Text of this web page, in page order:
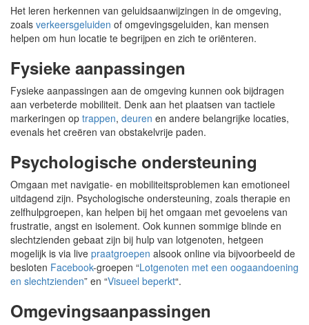
Het leren herkennen van geluidsaanwijzingen in de omgeving,
zoals verkeersgeluiden of omgevingsgeluiden, kan mensen
helpen om hun locatie te begrijpen en zich te oriënteren.
Fysieke aanpassingen
Fysieke aanpassingen aan de omgeving kunnen ook bijdragen
aan verbeterde mobiliteit. Denk aan het plaatsen van tactiele
markeringen op trappen, deuren en andere belangrijke locaties,
evenals het creëren van obstakelvrije paden.
Psychologische ondersteuning
Omgaan met navigatie- en mobiliteitsproblemen kan emotioneel
uitdagend zijn. Psychologische ondersteuning, zoals therapie en
zelfhulpgroepen, kan helpen bij het omgaan met gevoelens van
frustratie, angst en isolement. Ook kunnen sommige blinde en
slechtzienden gebaat zijn bij hulp van lotgenoten, hetgeen
mogelijk is via live praatgroepen alsook online via bijvoorbeeld de
besloten Facebook-groepen “Lotgenoten met een oogaandoening
en slechtzienden” en “Visueel beperkt“.
Omgevingsaanpassingen